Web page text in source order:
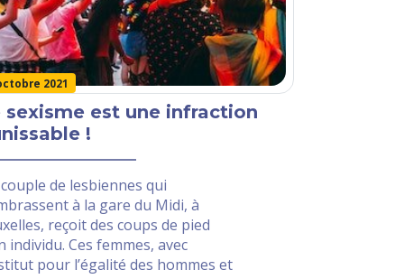
2021
sexisme est une infraction
!
de lesbiennes qui
à la gare du Midi, à
reçoit des coups de pied
individu. Ces femmes, avec
pour l’égalité des hommes et